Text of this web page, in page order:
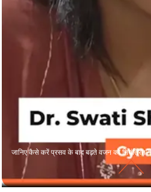
जानिए कैसे करें प्रसव के बाद बढ़ते वजन को नियंत्रित?